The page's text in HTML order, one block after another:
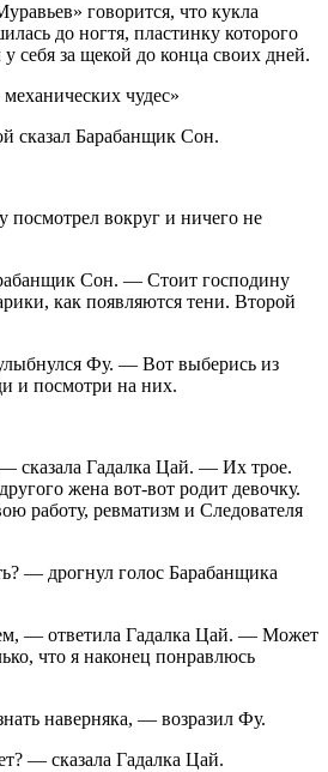
говорится, что кукла
до ногтя, пластинку которого
себя за щекой до конца своих дней.
чудес»
сказал Барабанщик Сон.
посмотрел вокруг и ничего не
Сон. — Стоит господину
как появляются тени. Второй
Фу. — Вот выберись из
и посмотри на них.
сказала Гадалка Цай. — Их трое.
жена вот-вот родит девочку.
работу, ревматизм и Следователя
— дрогнул голос Барабанщика
— ответила Гадалка Цай. — Может
что я наконец понравлюсь
наверняка, — возразил Фу.
— сказала Гадалка Цай.